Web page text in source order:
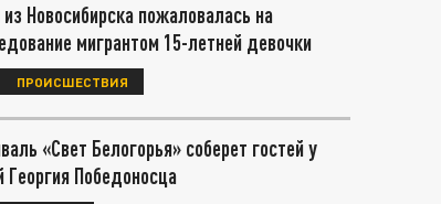
Новосибирска пожаловалась на
мигрантом 15-летней девочки
ПРОИСШЕСТВИЯ
«Свет Белогорья» соберет гостей у
Победоносца